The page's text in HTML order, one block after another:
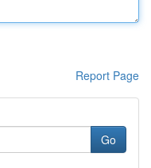
Report Page
Go